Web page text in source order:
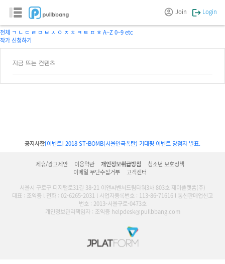
Join Login
작품별
작가별
전체 ㄱ ㄴ ㄷ ㄹ ㅁ ㅂ ㅅ ㅇ ㅈ ㅊ ㅋ ㅌ ㅍ ㅎ A~Z0~9etc
작가 신청하기
지금 뜨는 컨텐츠
공지사항[이벤트] 2018 ST-BOMB(서울연극폭탄) 기대평 이벤트 당첨자 발표.
제휴/광고제안 이용약관 개인정보취급방침
청소년 보호정책
이메일 무단수집거부
고객센터
서울시 구로구 디지털로31길 38-21 이앤씨벤처드림타워3차 803호 제이플랫폼(주)
대표 : 조익증 l 전화 : 02-6265-2031 l 사업자등록번호 : 113-86-71616 l 통신판매업신고
번호 : 2013-서울구로-0473호
개인정보관리책임자 : 조익증 helpdesk@pullbbang.com